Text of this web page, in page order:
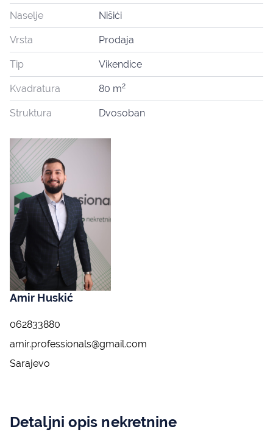
Naselje Nišići
Vrsta Prodaja
Tip Vikendice
Kvadratura 80 m2
Struktura Dvosoban
Amir Huskić
062833880
amir.professionals@gmail.com
Sarajevo
Detaljni opis nekretnine